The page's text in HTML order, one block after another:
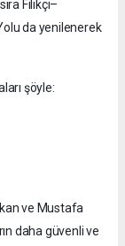
Filikçi–
da yenilenerek
şöyle:
ve Mustafa
daha güvenli ve